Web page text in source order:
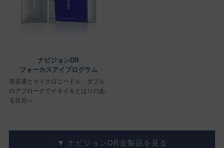
ナビジョンDR
フォーカスアイプログラム
美容液とマイクロニードル、ダブル
のアプローチでイキイキとはりのあ
る目元へ
▼ ナビジョンDR全製品を見る